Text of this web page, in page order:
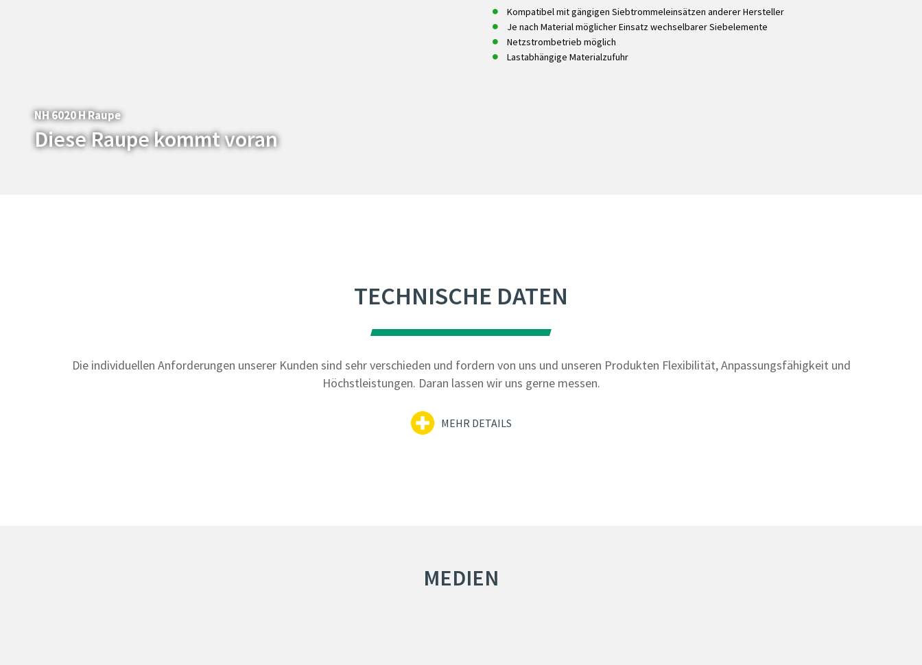
NH 6020 H Raupe
Diese Raupe kommt voran
Kompatibel mit gängigen Siebtrommeleinsätzen anderer Hersteller
Je nach Material möglicher Einsatz wechselbarer Siebelemente
Netzstrombetrieb möglich
Lastabhängige Materialzufuhr
TECHNISCHE DATEN
Die individuellen Anforderungen unserer Kunden sind sehr verschieden und fordern von uns und unseren Produkten Flexibilität, Anpassungsfähigkeit und
Höchstleistungen. Daran lassen wir uns gerne messen.
MEHR DETAILS
MEDIEN